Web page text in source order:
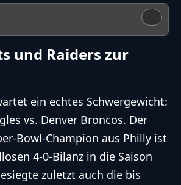
und Raiders zur
ein echtes Schwergewicht:
vs. Denver Broncos. Der
Bowl-Champion aus Philly ist
4-0-Bilanz in die Saison
zuletzt auch die bis